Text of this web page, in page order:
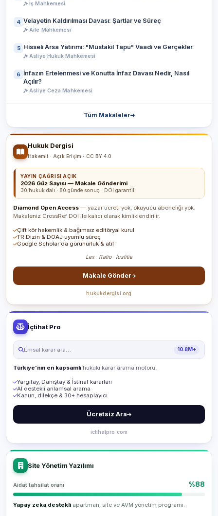
İş Mahkemesi
4 Velayetin Kaldırılması Davası: Şartlar ve Süreç
Aile Mahkemesi
5 Hisseli Arsa Yatırımı: "Müstakil Tapu" Vaadi ve Gerçekler
Asliye Hukuk Mahkemesi
6 İnfazın Ertelenmesi ve Konutta İnfaz Davası Nedir, Nasıl
Açılır?
Asliye Ceza Mahkemesi
Tüm Makaleler
Hukuk Dergisi
Hakemli · Açık Erişim · CC BY 4.0
YAYIN ÇAĞRISI AÇIK
2026 Güz Sayısı — Makale Gönderimi
30 hukuk dalı · 80 günde sonuç · DOI garantili
Diamond Open Access — yazar ücreti yok, okuyucu aboneliği yok.
Makaleniz CrossRef DOI ile kalıcı olarak kimliklendirilir.
Çift kör hakemlik & bağımsız editöryal kurul
TR Dizin & DOAJ uyumlu süreç
Google Scholar'da görünürlük & atıf
Lex · Ratio · Iustitia
Makale Gönder
hukukdergisi.org
İçtihat Pro
Emsal karar ara… 10.8M+
Türkiye'nin en kapsamlı hukuki karar arama motoru.
Yargıtay, Danıştay & İstinaf kararları
AI destekli anlamsal arama
Kanun, dilekçe & 30+ hesaplayıcı
Ücretsiz Ara
ictihatpro.com
Site Yönetim Yazılımı
Aidat tahsilat oranı %88
Yapay zeka destekli apartman, site ve AVM yönetim programı.